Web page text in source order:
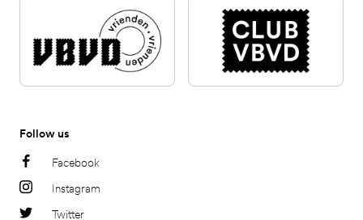
Follow us
Facebook
Instagram
Twitter